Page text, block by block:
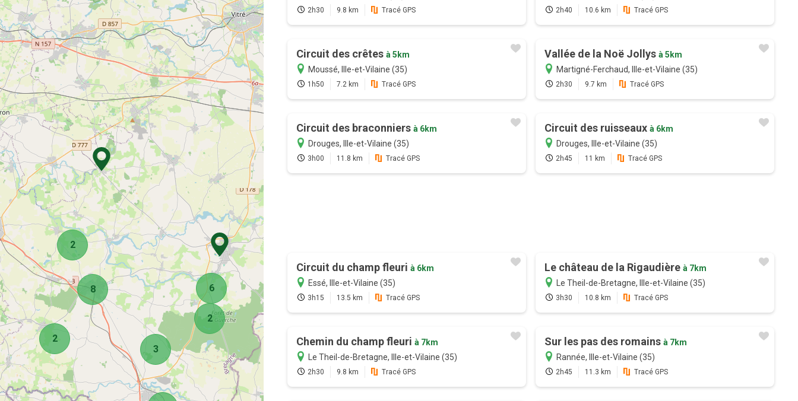
2
2
2
6
3
8
2h30 9.8 km Tracé GPS 2h40 10.6 km Tracé GPS
Circuit des crêtes à 5km
Moussé, Ille-et-Vilaine (35)
1h50 7.2 km Tracé GPS
Vallée de la Noë Jollys à 5km
Martigné-Ferchaud, Ille-et-Vilaine (35)
2h30 9.7 km Tracé GPS
Circuit des braconniers à 6km
Drouges, Ille-et-Vilaine (35)
3h00 11.8 km Tracé GPS
Circuit des ruisseaux à 6km
Drouges, Ille-et-Vilaine (35)
2h45 11 km Tracé GPS
Circuit du champ fleuri à 6km
Essé, Ille-et-Vilaine (35)
3h15 13.5 km Tracé GPS
Le château de la Rigaudière à 7km
Le Theil-de-Bretagne, Ille-et-Vilaine (35)
3h30 10.8 km Tracé GPS
Chemin du champ fleuri à 7km
Le Theil-de-Bretagne, Ille-et-Vilaine (35)
2h30 9.8 km Tracé GPS
Sur les pas des romains à 7km
Rannée, Ille-et-Vilaine (35)
2h45 11.3 km Tracé GPS